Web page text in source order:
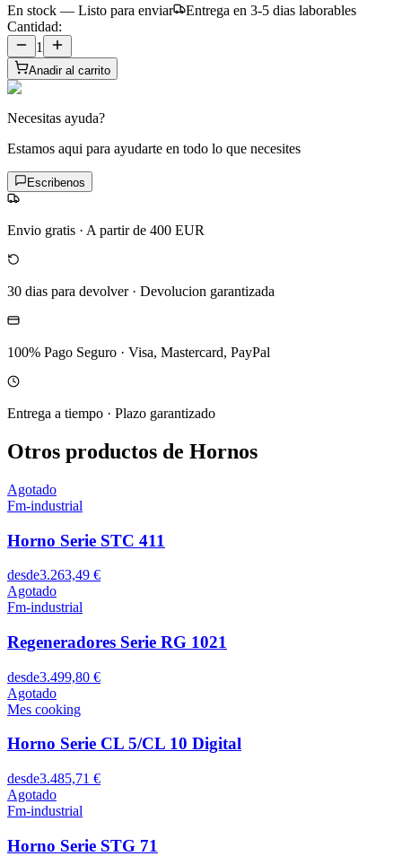
En stock — Listo para enviar
Entrega en 3-5 dias laborables
Cantidad:
1
Anadir al carrito
Necesitas ayuda?
Estamos aqui para ayudarte en todo lo que necesites
Escribenos
Envio gratis · A partir de 400 EUR
30 dias para devolver· Devolucion garantizada
100% Pago Seguro · Visa, Mastercard, PayPal
Entrega a tiempo · Plazo garantizado
Otros productos de Hornos
Agotado
Fm-industrial
Horno Serie STC 411
desde3.263,49 €
Agotado
Fm-industrial
Regeneradores Serie RG 1021
desde3.499,80 €
Agotado
Mes cooking
Horno Serie CL 5/CL 10 Digital
desde3.485,71 €
Agotado
Fm-industrial
Horno Serie STG 71